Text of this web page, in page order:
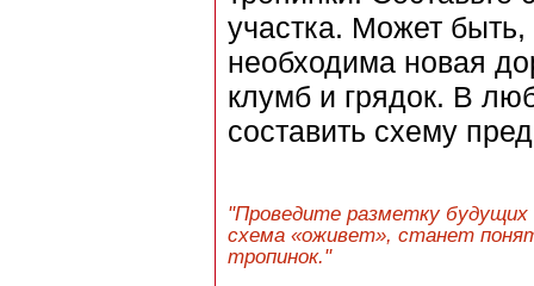
участка. Может быть,
необходима новая
клумб и грядок. В
составить схему
"Проведите разметку будущих
схема «оживет», станет
тропинок."